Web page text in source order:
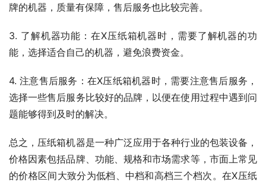
牌的机器，质量有保障，售后服务也比较完善。
3. 了解机器功能：在X压纸箱机器时，需要了解机器的功
能，选择适合自己的机器，避免浪费资金。
4. 注意售后服务：在X压纸箱机器时，需要注意售后服务，
选择一些售后服务比较好的品牌，以便在使用过程中遇到问
题能够得到及时的解决。
总之，压纸箱机器是一种广泛应用于各种行业的包装设备，
价格因素包括品牌、功能、规格和市场需求等，市面上常见
的价格区间大致分为低档、中档和高档三个档次。在X压纸